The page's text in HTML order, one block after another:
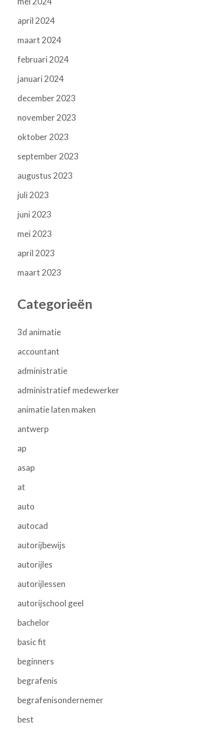
april 2024
maart 2024
februari 2024
januari 2024
december 2023
november 2023
oktober 2023
september 2023
augustus 2023
juli 2023
juni 2023
mei 2023
april 2023
maart 2023
Categorieën
3d animatie
accountant
administratie
administratief medewerker
animatie laten maken
antwerp
ap
asap
at
auto
autocad
autorijbewijs
autorijles
autorijlessen
autorijschool geel
bachelor
basic fit
beginners
begrafenis
begrafenisondernemer
best